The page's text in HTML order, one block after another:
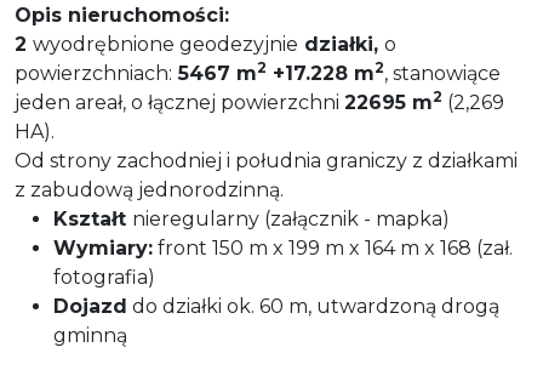
Opis nieruchomości:
2 wyodrębnione geodezyjnie działki, o
powierzchniach: 5467 m2 +17.228 m2, stanowiące
jeden areał, o łącznej powierzchni 22695 m2 (2,269
HA).
Od strony zachodniej i południa graniczy z działkami
z zabudową jednorodzinną.
Kształt nieregularny (załącznik - mapka)
Wymiary: front 150 m x 199 m x 164 m x 168 (zał.
fotografia)
Dojazd do działki ok. 60 m, utwardzoną drogą
gminną